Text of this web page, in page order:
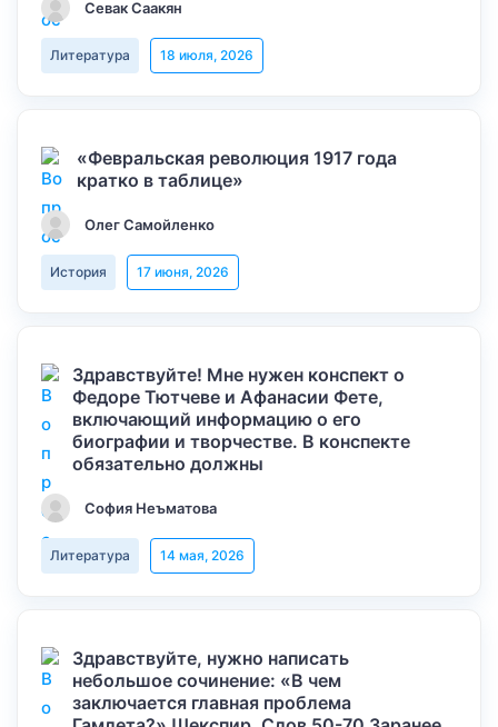
Севак Саакян
Литература 18 июля, 2026
«Февральская революция 1917 года
кратко в таблице»
Олег Самойленко
История 17 июня, 2026
Здравствуйте! Мне нужен конспект о
Федоре Тютчеве и Афанасии Фете,
включающий информацию о его
биографии и творчестве. В конспекте
обязательно должны
София Неъматова
Литература 14 мая, 2026
Здравствуйте, нужно написать
небольшое сочинение: «В чем
заключается главная проблема